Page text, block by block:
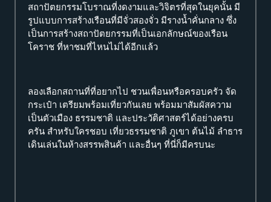
สถาปัตยกรรมโบราณที่งดงามและวิจิตรที่สุดในยุคนั้น มี
รูปแบบการสร้างเรือนที่มีจั่วสองจั่ว มีรางน้ำคั่นกลาง ซึ่ง
เป็นการสร้างสถาปัตยกรรมที่เป็นเอกลักษณ์ของเรือน
โคราช ที่หาชมที่ไหนไม่ได้อีกแล้ว
ลองเลือกสถานที่ที่อยากไป ชวนเพื่อนหรือครอบครัว จัด
กระเป๋า เตรียมพร้อมเที่ยวกันเลย พร้อมมาสัมผัสความ
เป็นตัวเมือง ธรรมชาติ และประวัติศาสตร์ได้อย่างครบ
ครัน สำหรับใครชอบ เที่ยวธรรมชาติ ภูเขา ต้นไม้ ลำธาร
เดินเล่นในห้างสรรพสินค้า และอื่นๆ ที่นี่ก็มีครบนะ